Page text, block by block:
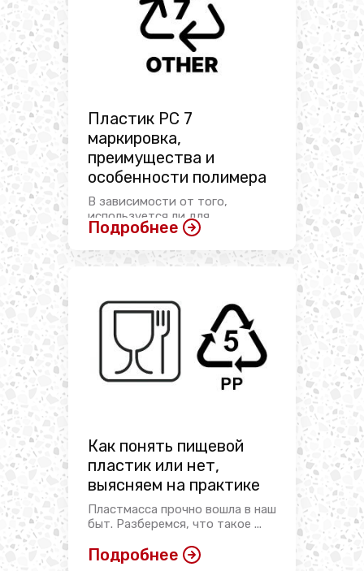
Пластик PC 7
маркировка,
преимущества и
особенности полимера
В зависимости от того,
используется ли для
изготовления той ...
Подробнее
Как понять пищевой
пластик или нет,
выясняем на практике
Пластмасса прочно вошла в наш
быт. Разберемся, что такое ...
Подробнее